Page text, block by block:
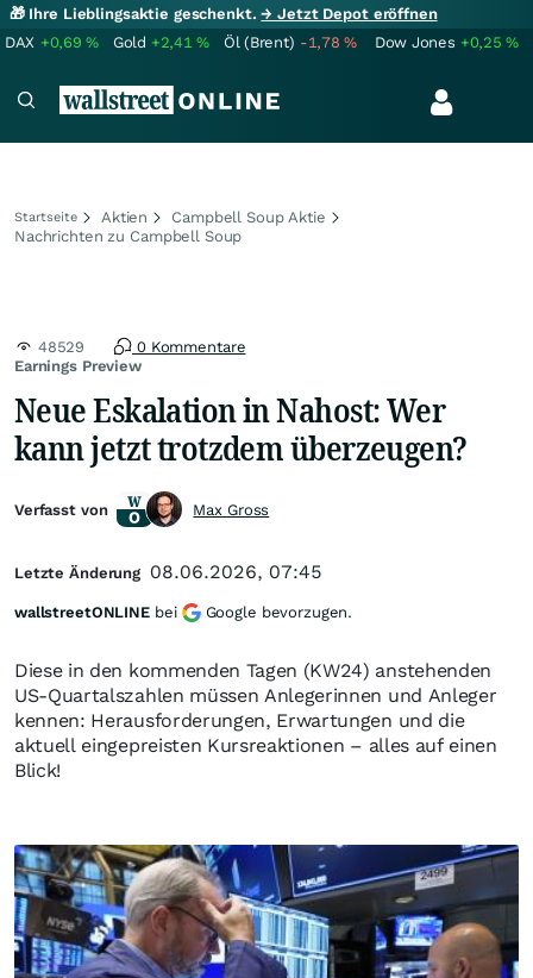
🎁 Ihre Lieblingsaktie geschenkt.→ Jetzt Depot eröffnen
DAX +0,69% Gold +2,41% Öl (Brent) -1,78% Dow Jones +0,25%
Startseite Aktien
Campbell Soup Aktie
Nachrichten zu Campbell Soup
Earnings Preview
48529 0 Kommentare
Neue Eskalation in Nahost: Wer
kann jetzt trotzdem überzeugen?
Diese in den kommenden Tagen (KW24) anstehenden
US-Quartalszahlen müssen Anlegerinnen und Anleger
kennen: Herausforderungen, Erwartungen und die
aktuell eingepreisten Kursreaktionen – alles auf einen
Blick!
Verfasst von Max Gross
Letzte Änderung 08.06.2026, 07:45
wallstreetONLINE bei Google bevorzugen.